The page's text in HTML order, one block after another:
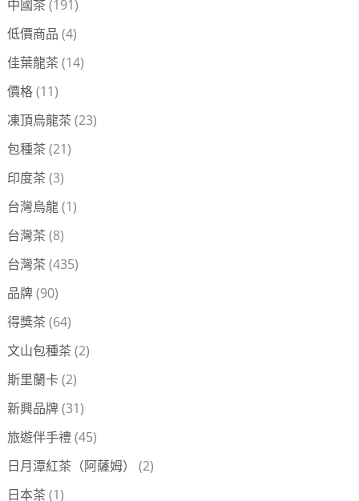
中國茶 (191)
低價商品 (4)
佳葉龍茶 (14)
價格(11)
凍頂烏龍茶 (23)
包種茶 (21)
印度茶 (3)
台灣烏龍(1)
台灣茶 (8)
台灣茶 (435)
品牌(90)
得獎茶 (64)
文山包種茶 (2)
斯里蘭卡(2)
新興品牌(31)
旅遊伴手禮(45)
日月潭紅茶（阿薩姆）
(2)
日本茶 (1)